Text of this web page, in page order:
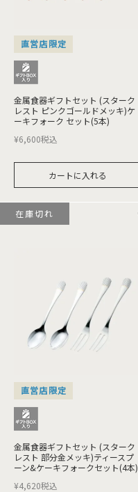
直営店限定
金属食器ギフトセット (スターク
レスト ピンクゴールドメッキ)ケ
ーキフォーク セット(5本)
¥6,600税込
カートに入れる
直営店限定
金属食器ギフトセット (スターク
レスト 部分金メッキ)ティースプ
ーン&ケーキフォークセット(4本)
¥4,620税込
在庫切れ